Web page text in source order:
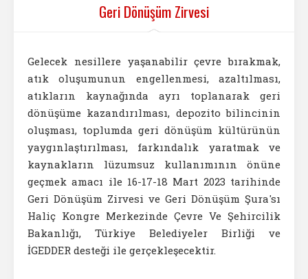
Geri Dönüşüm Zirvesi
Gelecek nesillere yaşanabilir çevre bırakmak,
atık oluşumunun engellenmesi, azaltılması,
atıkların kaynağında ayrı toplanarak geri
dönüşüme kazandırılması, depozito bilincinin
oluşması, toplumda geri dönüşüm kültürünün
yaygınlaştırılması, farkındalık yaratmak ve
kaynakların lüzumsuz kullanımının önüne
geçmek amacı ile 16-17-18 Mart 2023 tarihinde
Geri Dönüşüm Zirvesi ve Geri Dönüşüm Şura'sı
Haliç Kongre Merkezinde Çevre Ve Şehircilik
Bakanlığı, Türkiye Belediyeler Birliği ve
İGEDDER desteği ile gerçekleşecektir.